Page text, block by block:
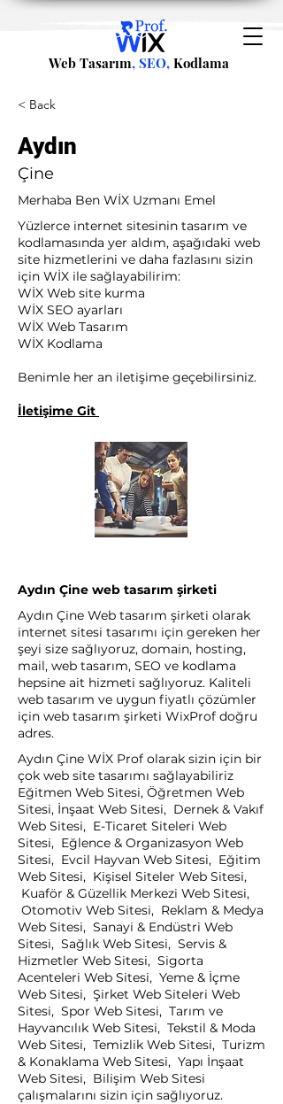
Web Tasarım, SEO, Kodlama
< Back
Aydın
Çine
Merhaba Ben WİX Uzmanı Emel
Yüzlerce internet sitesinin tasarım ve
kodlamasında yer aldım, aşağıdaki web
site hizmetlerini ve daha fazlasını sizin
için WİX ile sağlayabilirim:​ ​
WİX Web site kurma
WİX SEO ayarları
WİX Web Tasarım
WİX Kodlama ​
Benimle her an iletişime geçebilirsiniz.
İletişime Git
Aydın Çine web tasarım şirketi
Aydın Çine Web tasarım şirketi olarak
internet sitesi tasarımı için gereken her
şeyi size sağlıyoruz, domain, hosting,
mail, web tasarım, SEO ve kodlama
hepsine ait hizmeti sağlıyoruz. Kaliteli
web tasarım ve uygun fiyatlı çözümler
için web tasarım şirketi WixProf doğru
adres.
Aydın Çine WİX Prof olarak sizin için bir
çok web site tasarımı sağlayabiliriz
Eğitmen Web Sitesi, Öğretmen Web
Sitesi, İnşaat Web Sitesi, Dernek & Vakıf
Web Sitesi, E-Ticaret Siteleri Web
Sitesi, Eğlence & Organizasyon Web
Sitesi, Evcil Hayvan Web Sitesi, Eğitim
Web Sitesi, Kişisel Siteler Web Sitesi,
Kuaför & Güzellik Merkezi Web Sitesi,
Otomotiv Web Sitesi, Reklam & Medya
Web Sitesi, Sanayi & Endüstri Web
Sitesi, Sağlık Web Sitesi, Servis &
Hizmetler Web Sitesi, Sigorta
Acenteleri Web Sitesi, Yeme & İçme
Web Sitesi, Şirket Web Siteleri Web
Sitesi, Spor Web Sitesi, Tarım ve
Hayvancılık Web Sitesi, Tekstil & Moda
Web Sitesi, Temizlik Web Sitesi, Turizm
& Konaklama Web Sitesi, Yapı İnşaat
Web Sitesi, Bilişim Web Sitesi
çalışmalarını sizin için sağlıyoruz.